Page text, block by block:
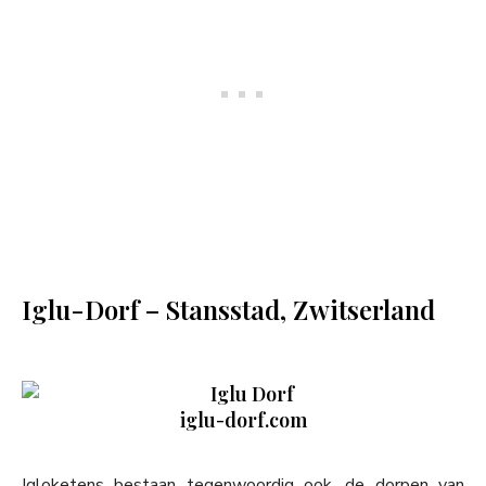
Iglu-Dorf – Stansstad, Zwitserland
iglu-dorf.com